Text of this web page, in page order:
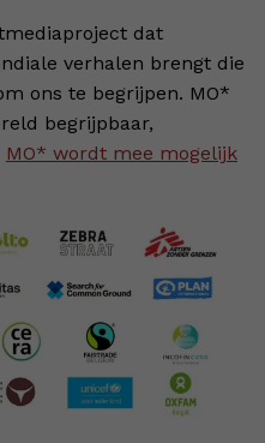
dat
verhalen brengt die
ons te begrijpen. MO*
begrijpbaar,
MO* wordt mee mogelijk